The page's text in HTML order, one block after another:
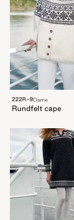
222R-9Dame
Rundfelt cape